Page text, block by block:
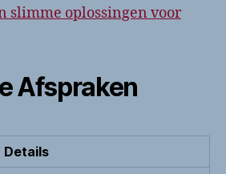
slimme oplossingen voor
Afspraken
Details